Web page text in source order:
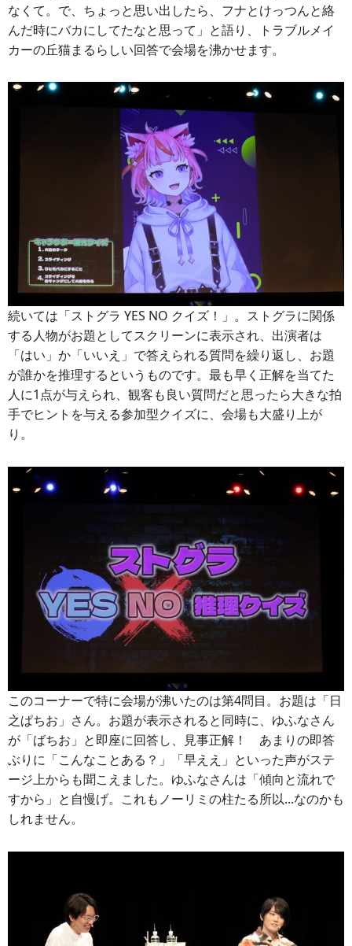
なくて。で、ちょっと思い出したら、フナとけっつんと絡
んだ時にバカにしてたなと思って」と語り、トラブルメイ
カーの丘猫まるらしい回答で会場を沸かせます。
続いては「ストグラ YES NO クイズ！」。ストグラに関係
する人物がお題としてスクリーンに表示され、出演者は
「はい」か「いいえ」で答えられる質問を繰り返し、お題
が誰かを推理するというものです。最も早く正解を当てた
人に1点が与えられ、観客も良い質問だと思ったら大きな拍
手でヒントを与える参加型クイズに、会場も大盛り上が
り。
このコーナーで特に会場が沸いたのは第4問目。お題は「日
之ぱちお」さん。お題が表示されると同時に、ゆふなさん
が「ばちお」と即座に回答し、見事正解！ あまりの即答
ぶりに「こんなことある？」「早ええ」といった声がステ
ージ上からも聞こえました。ゆふなさんは「傾向と流れで
すから」と自慢げ。これもノーリミの柱たる所以...なのかも
しれません。